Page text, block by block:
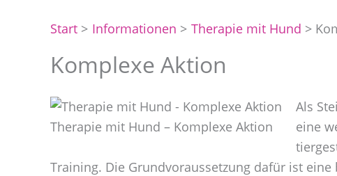
Start Informationen Therapie mit Hund
Komplexe Aktion
Therapie mit Hund – Komplexe Aktion
Als
eine
Training. Die Grundvoraussetzung dafür ist